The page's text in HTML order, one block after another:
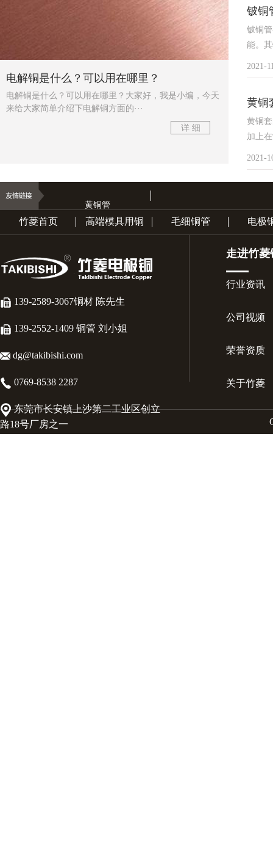
电解铜是什么？可以用在哪里？
电解铜是什么？可以用在哪里？大家好，我是小编，今天
来给大家简单介绍下电解铜方面的···
详 细
铍铜
铍铜
能。
2021-
黄铜
黄铜
加上
2021-
黄铜管
竹菱首页 高端模具用铜 毛细铜管 电极
139-2589-3067铜材 陈先生
139-2552-1409 铜管 刘小姐
dg@takibishi.com
0769-8538 2287
东莞市长安镇上沙第二工业区创立
路18号厂房之一
走进竹菱
行业资讯
公司视频
荣誉资质
关于竹菱